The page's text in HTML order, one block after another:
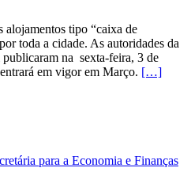
tipo “caixa de
toda a cidade. As autoridades da
na sexta-feira, 3 de
em vigor em Março. […]
para a Economia e Finanças